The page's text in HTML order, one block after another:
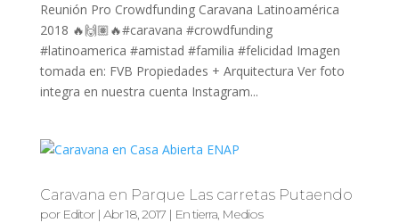
Reunión Pro Crowdfunding Caravana Latinoamérica
2018 🔥🙌🏽🔥#caravana #crowdfunding
#latinoamerica #amistad #familia #felicidad Imagen
tomada en: FVB Propiedades + Arquitectura Ver foto
integra en nuestra cuenta Instagram...
Caravana en Parque Las carretas Putaendo
por Editor| Abr 18, 2017| En tierra, Medios